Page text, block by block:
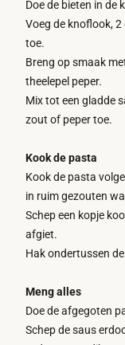
Doe de bieten in de
Voeg de knoflook,
toe.
Breng op smaak
theelepel peper.
Mix tot een gladde
zout of peper toe.
Kook de pasta
Kook de pasta
in ruim gezouten
Schep een kopje
afgiet.
Hak ondertussen
Meng alles
Doe de afgegoten
Schep de saus